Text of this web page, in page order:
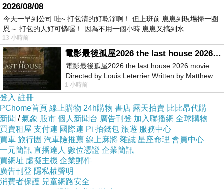
2026/08/08
今天一早到公司 哇~ 打包清的好乾淨啊！ 但上班前 崽崽到現場掃一圈
恩～ 打包的人好可憐喔！ 因為不用一個小時 崽崽又搞到水
13 小時前
電影最後孤屋2026 the last house 2026 movie
電影最後孤屋2026 the last house 2026 movie
Directed by Louis Leterrier Written by Matthew
Robinson Starring Greta Lee Wa
1 小時前
登入 註冊
PChome首頁 線上購物 24h購物 書店 露天拍賣 比比昂代購
新聞 /氣象 股市 個人新聞台 廣告刊登 加入聯播網 全球購物
買賣租屋 支付連 國際連 Pi 拍錢包 旅遊 服務中心
買車 旅行團 汽車險推薦 線上麻將 雜誌 星座命理 會員中心
一元簡訊 直播達人 數位憑證 企業簡訊
買網址 虛擬主機 企業郵件
廣告刊登 隱私權聲明
消費者保護 兒童網路安全